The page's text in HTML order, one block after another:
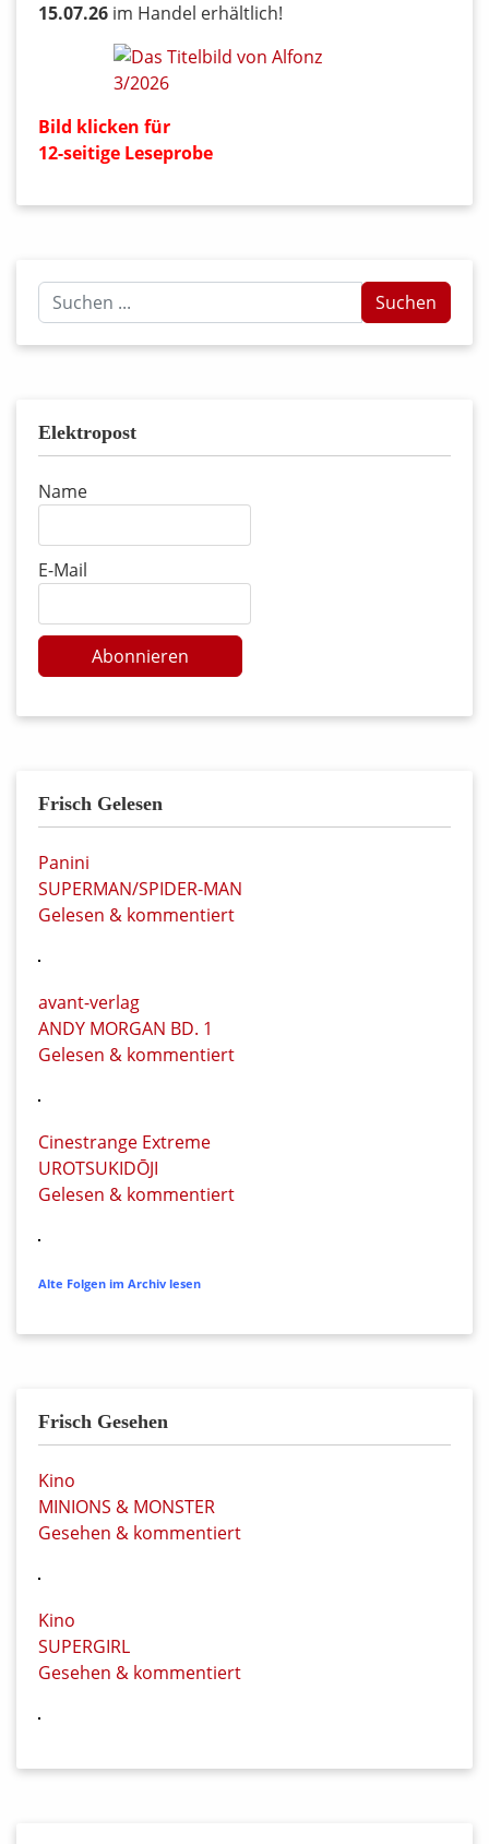
15.07.26 im Handel erhältlich!
Bild klicken für
12-seitige Leseprobe
Suchen
...
Suchen
Elektropost
Name
E-Mail
Abonnieren
Frisch Gelesen
Panini
SUPERMAN/SPIDER-MAN
Gelesen & kommentiert
avant-verlag
ANDY MORGAN BD. 1
Gelesen & kommentiert
Cinestrange Extreme
UROTSUKIDŌJI
Gelesen & kommentiert
Alte Folgen im Archiv lesen
Frisch Gesehen
Kino
MINIONS & MONSTER
Gesehen & kommentiert
Kino
SUPERGIRL
Gesehen & kommentiert